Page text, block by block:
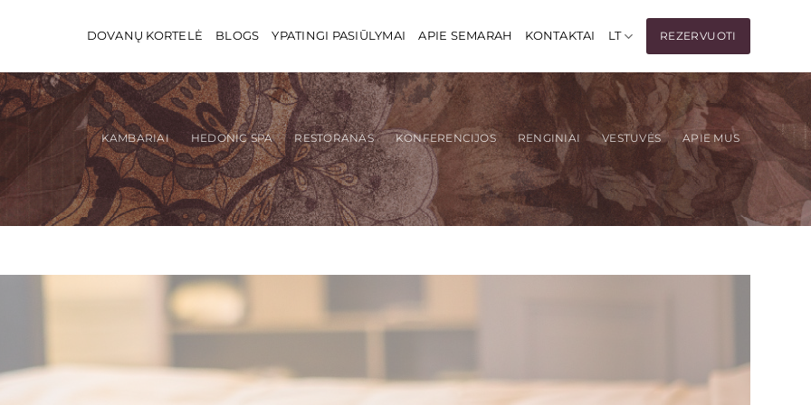
DOVANŲ KORTELĖ BLOGS YPATINGI PASIŪLYMAI APIE SEMARAH KONTAKTAI LT REZERVUOTI
KAMBARIAI HEDONIC SPA RESTORANAS KONFERENCIJOS RENGINIAI VESTUVĖS APIE MUS